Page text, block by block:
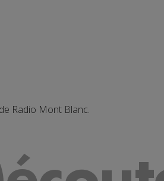
Radio Mont Blanc.